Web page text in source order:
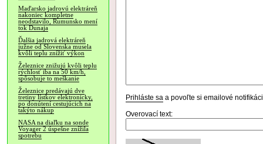
Maďarsko jadrovú elektráreň
nakoniec kompletne
neodstavilo, Rumunsko mení
tok Dunaja
Ďalšia jadrová elektráreň
južne od Slovenska musela
kvôli teplu znížiť výkon
Železnice znižujú kvôli teplu
rýchlosť iba na 50 km/h,
spôsobuje to meškanie
Železnice predávajú dve
tretiny lístkov elektronicky,
po donútení cestujúcich na
takýto nákup
NASA na diaľku na sonde
Voyager 2 úspešne znížila
spotrebu
Prihláste sa a povoľte si emailové
Overovací text: